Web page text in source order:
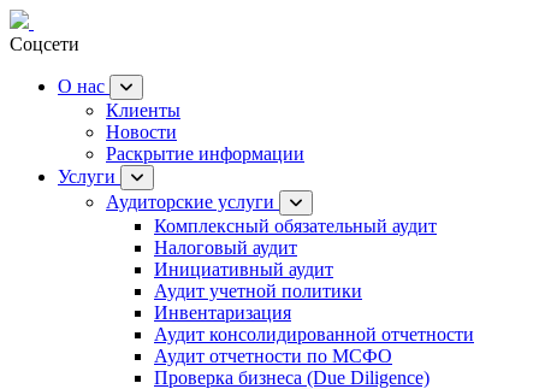
Соцсети
О нас
Клиенты
Новости
Раскрытие информации
Услуги
Аудиторские услуги
Комплексный обязательный аудит
Налоговый аудит
Инициативный аудит
Аудит учетной политики
Инвентаризация
Аудит консолидированной отчетности
Аудит отчетности по МСФО
Проверка бизнеса (Due Diligence)